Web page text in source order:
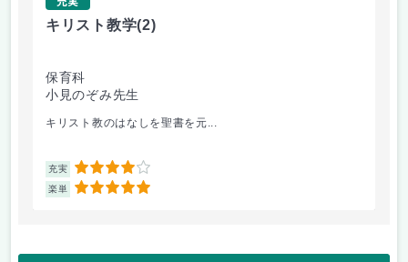
キリスト教学(2)
保育科
小見のぞみ先生
キリスト教のはなしを聖書を元...
充実 4
楽単 5